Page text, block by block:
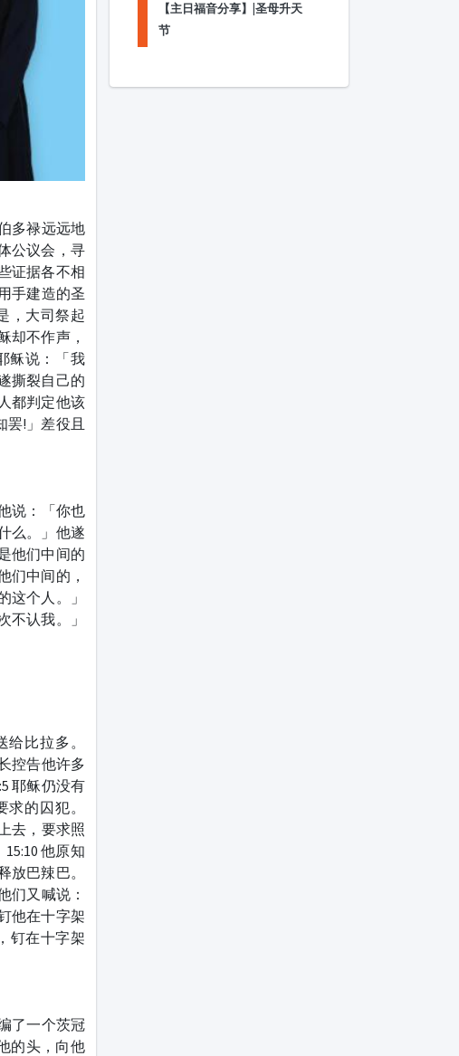
多禄远远地
公议会，寻
证据各不相
手建造的圣
，大司祭起
却不作声，
稣说：「我
撕裂自己的
都判定他该
罢!」差役且
说：「你也
么。」他遂
他们中间的
们中间的，
这个人。」
不认我。」
比拉多。
控告他许多
耶稣仍没有
的囚犯。
去，要求照
他原知
巴辣巴。
们又喊说：
他在十字架
钉在十字架
了一个茨冠
的头，向他
【主日福音分享】|圣母升天
节